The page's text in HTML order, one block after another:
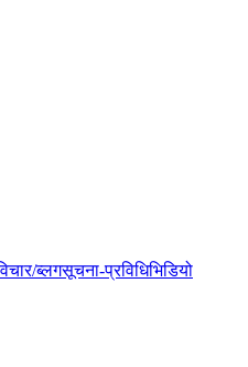
ब्लगसूचना-प्रविधिभिडियो